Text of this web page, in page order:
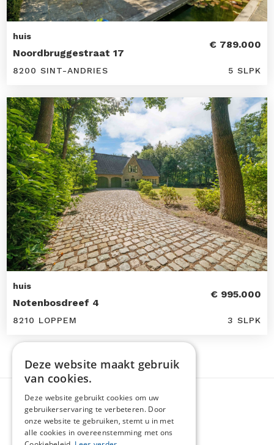
huis
Noordbruggestraat 17
€ 789.000
8200 SINT-ANDRIES 5 SLPK
huis
Notenbosdreef 4
€ 995.000
8210 LOPPEM 3 SLPK
Deze website maakt gebruik
van cookies.
Deze website gebruikt cookies om uw
gebruikerservaring te verbeteren. Door
onze website te gebruiken, stemt u in met
alle cookies in overeenstemming met ons